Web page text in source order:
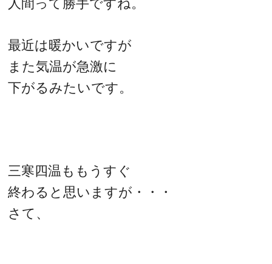
人間って勝手ですね。
最近は暖かいですが
また気温が急激に
下がるみたいです。
三寒四温ももうすぐ
終わると思いますが・・・
さて、